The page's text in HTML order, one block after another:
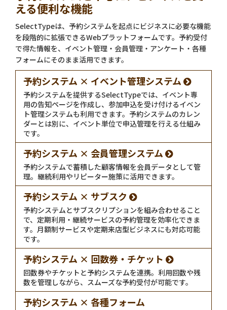
える便利な機能
SelectTypeは、予約システムを起点にビジネスに必要な機能
を段階的に拡張できるWebプラットフォームです。予約受付
で得た情報を、イベント管理・会員管理・アンケート・各種
フォームにそのまま活用できます。
予約システム × イベント管理システム
予約システムを提供するSelectTypeでは、イベント専
用の告知ページを作成し、参加申込を受け付けるイベン
ト管理システムも利用できます。予約システムのカレン
ダーとは別に、イベント単位で申込管理を行える仕組み
です。
予約システム × 会員管理システム
予約システムで蓄積した顧客情報を会員データとして管
理。継続利用やリピーター施策に活用できます。
予約システム × サブスク
予約システムとサブスクリプションを組み合わせること
で、定期利用・継続サービスの予約管理を効率化できま
す。月額制サービスや定期来店型ビジネスにも対応可能
です。
予約システム × 回数券・チケット
回数券やチケットと予約システムを連携。利用回数や残
数を管理しながら、スムーズな予約受付が可能です。
予約システム × 各種フォーム